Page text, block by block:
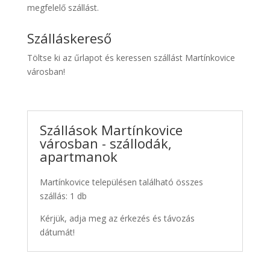
Transzfer
Kiwi
Taxi
megfelelő szállást.
Szálláskereső
Töltse ki az űrlapot és keressen szállást Martínkovice
városban!
Szállások Martínkovice
városban - szállodák,
apartmanok
Martínkovice településen található összes
szállás: 1 db
Kérjük, adja meg az érkezés és távozás
dátumát!